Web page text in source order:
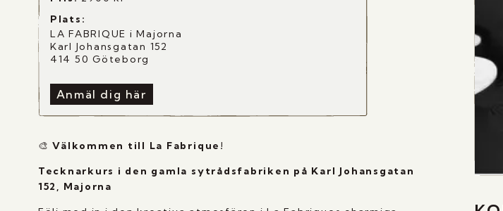
Plats:
LA FABRIQUE i Majorna
Karl Johansgatan 152
414 50 Göteborg
Anmäl dig här
🎨 Välkommen till La Fabrique!
Tecknarkurs i den gamla sytrådsfabriken på Karl Johansgatan
152, Majorna